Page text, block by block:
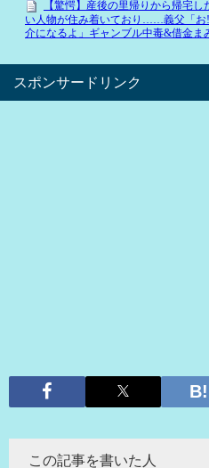
スポンサードリンク
この記事を書いた人